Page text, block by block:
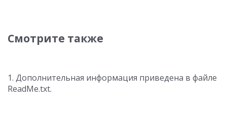
Смотрите также
1. Дополнительная информация приведена в файле
ReadMe.txt.